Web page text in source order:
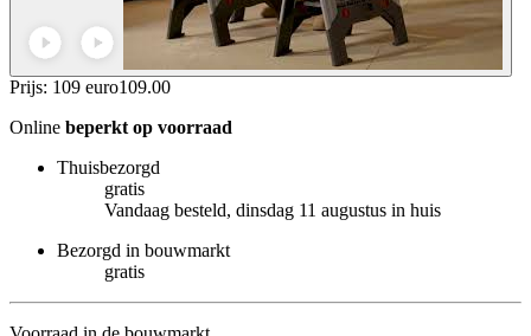
Prijs: 109 euro109.00
Online beperkt op voorraad
Thuisbezorgd
gratis
Vandaag besteld, dinsdag 11 augustus in huis
Bezorgd in bouwmarkt
gratis